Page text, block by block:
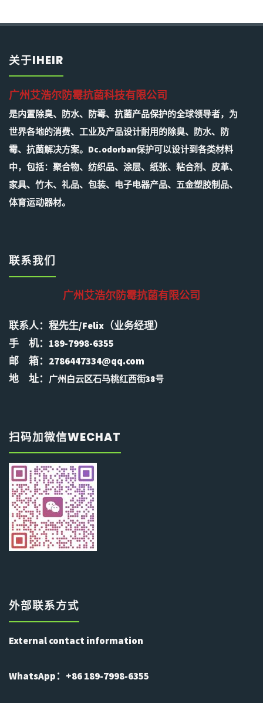
关于IHEIR
广州艾浩尔防霉抗菌科技有限公司
是内置除臭、防水、防霉、抗菌产品保护的全球领导者，为
世界各地的消费、工业及产品设计耐用的除臭、防水、防
霉、抗菌解决方案。Dc.odorban保护可以设计到各类材料
中，包括：聚合物、纺织品、涂层、纸张、粘合剂、皮革、
家具、竹木、礼品、包装、电子电器产品、五金塑胶制品、
体育运动器材。
联系我们
广州艾浩尔防霉抗菌有限公司
联系人：程先生/Felix（业务经理）
手 机：189-7998-6355
邮 箱：2786447334@qq.com
地 址：
广州白云区石马桃红西街38号
扫码加微信WECHAT
外部联系方式
External contact information
WhatsApp：+86 189-7998-6355